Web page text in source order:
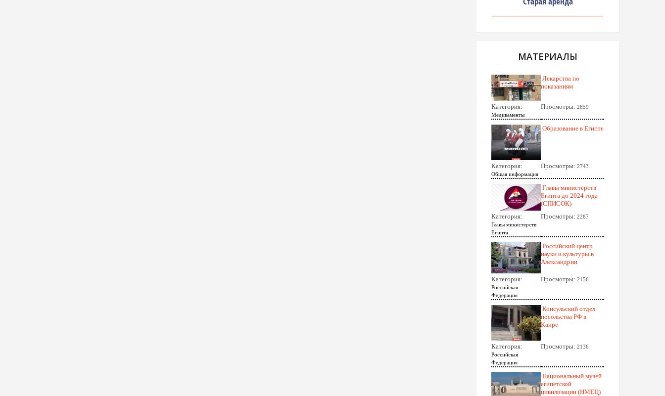
МАТЕРИАЛЫ
Лекарства по
показаниям
Категория:
Медикаменты
Просмотры: 2859
Образование в Египте
Категория:
Общая информация
Просмотры: 2743
Главы министерств
Египта до 2024 года
(СПИСОК)
Категория:
Главы министерств
Египта
Просмотры: 2287
Российский центр
науки и культуры в
Александрии
Категория:
Российская
Федерация
Просмотры: 2156
Консульский отдел
посольства РФ в
Каире
Категория:
Российская
Федерация
Просмотры: 2136
Национальный музей
египетской
цивилизации (НМЕЦ)